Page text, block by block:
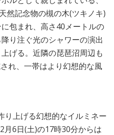
然記念物の槻の木(ツキノキ)
包まれ、高さ40メートルの
り注ぐ光のシャワーの演出
げる。近隣の琵琶沼周辺も
れ、一帯はより幻想的な風
り上げる幻想的なイルミネー
月6日(土)の17時30分からは